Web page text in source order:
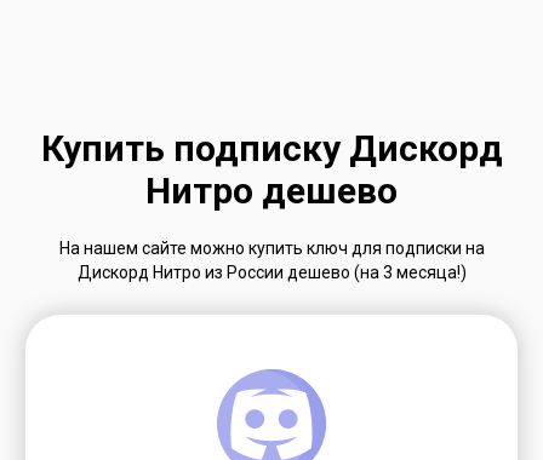
Купить подписку Дискорд
Нитро дешево
На нашем сайте можно купить ключ для подписки на
Дискорд Нитро из России дешево (на 3 месяца!)